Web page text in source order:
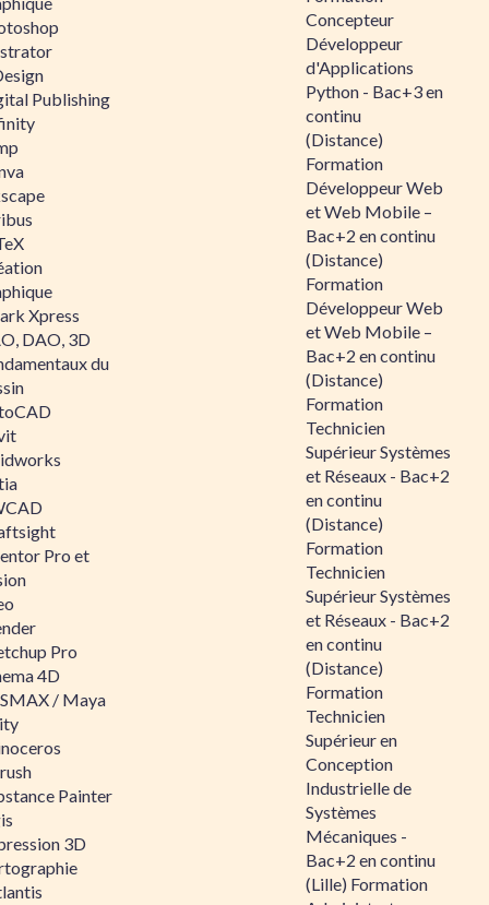
Publishing
Xpress
DAO, 3D
du
Pro et
Pro
4D
/ Maya
Painter
3D
Concepteur
Développeur
d'Applications
Python - Bac+3 en
continu
(Distance)
Formation
Développeur Web
et Web Mobile –
Bac+2 en continu
(Distance)
Formation
Développeur Web
et Web Mobile –
Bac+2 en continu
(Distance)
Formation
Technicien
Supérieur Systèmes
et Réseaux - Bac+2
en continu
(Distance)
Formation
Technicien
Supérieur Systèmes
et Réseaux - Bac+2
en continu
(Distance)
Formation
Technicien
Supérieur en
Conception
Industrielle de
Systèmes
Mécaniques -
Bac+2 en continu
(Lille) Formation